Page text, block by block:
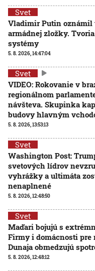
Svet
Vladimir Putin
armádnej zložky.
systémy
5. 8. 2026, 14:47:04
Svet
VIDEO: Rokovanie v
regionálnom
návšteva. Skupinka
budovy hlavným
5. 8. 2026, 13:53:13
Svet
Washington Post:
svetových lídrov
vyhrážky a ultimáta
nenaplnené
5. 8. 2026, 12:48:50
Svet
Maďari bojujú s
Firmy i domácnosti
Dunaja obmedzujú
5. 8. 2026, 12:48:12